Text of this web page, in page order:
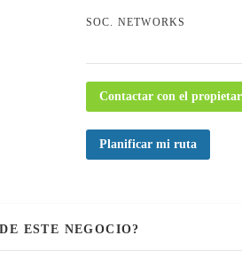
SOC. NETWORKS
Contactar con el
Planificar mi ruta
ESTE NEGOCIO?